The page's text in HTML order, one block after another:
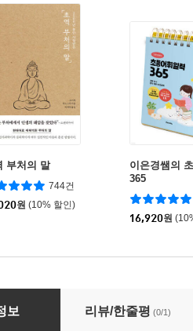
부처의 말
744건
원 (10% 할인)
이은경쌤의
365
16,920원
력성, 배움을 디자인하다
보 리뷰/한줄평 (0/1)